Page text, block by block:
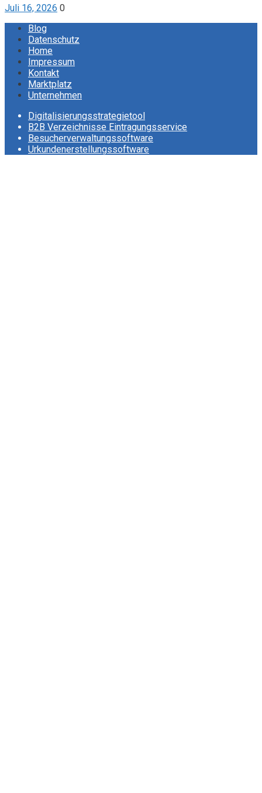
Juli 16, 2026 0
Blog
Datenschutz
Home
Impressum
Kontakt
Marktplatz
Unternehmen
Digitalisierungsstrategietool
B2B Verzeichnisse Eintragungsservice
Besucherverwaltungssoftware
Urkundenerstellungssoftware